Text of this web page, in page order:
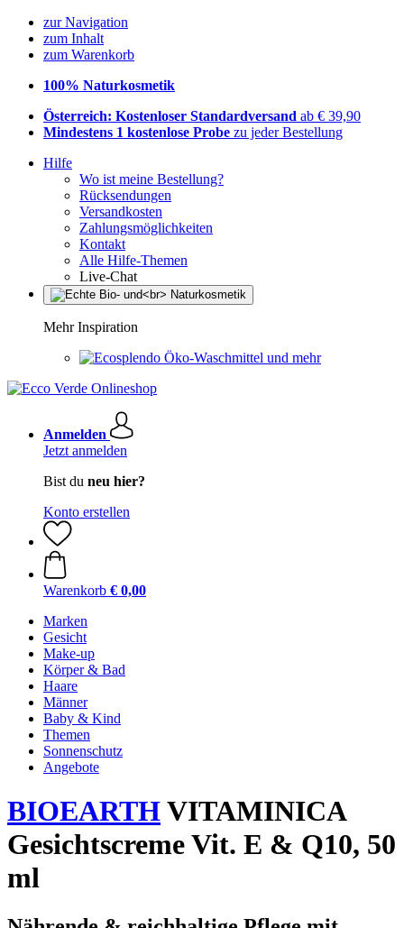
zur Navigation
zum Inhalt
zum Warenkorb
100% Naturkosmetik
Österreich: Kostenloser Standardversand ab € 39,90
Mindestens 1 kostenlose Probe zu jeder Bestellung
Hilfe
Wo ist meine Bestellung?
Rücksendungen
Versandkosten
Zahlungsmöglichkeiten
Kontakt
Alle Hilfe-Themen
Live-Chat
Mehr Inspiration
Öko-Waschmittel und mehr
Anmelden
Jetzt anmelden
Bist du neu hier?
Konto erstellen
Warenkorb € 0,00
Marken
Gesicht
Make-up
Körper & Bad
Haare
Männer
Baby & Kind
Themen
Sonnenschutz
Angebote
BIOEARTHVITAMINICA
Gesichtscreme Vit. E & Q10, 50
ml